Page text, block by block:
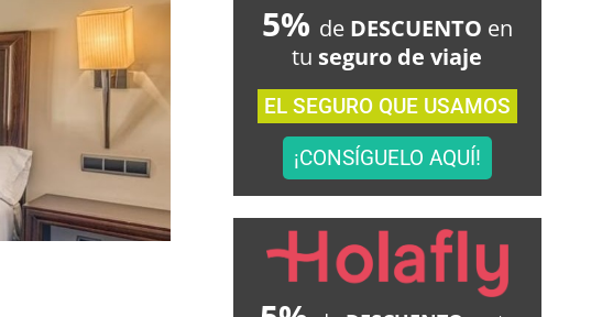
5% deDESCUENTO en
tu seguro de viaje
EL SEGURO QUE USAMOS
¡CONSÍGUELO AQUÍ!